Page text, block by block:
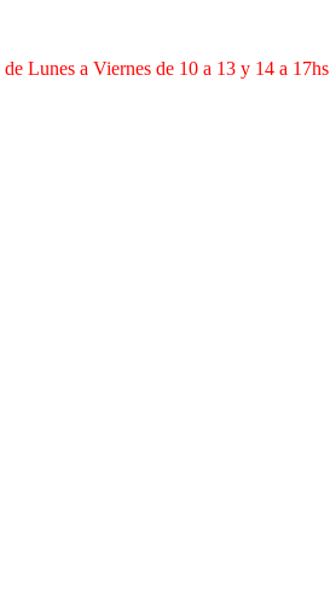
Lunes a Viernes de 10 a 13 y 14 a 17hs